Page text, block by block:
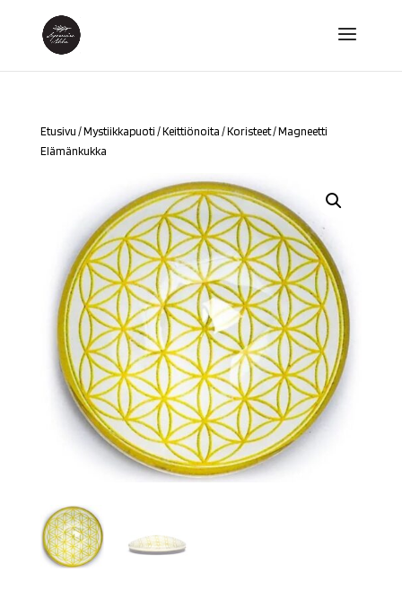
Etusivu /Mystiikkapuoti /Keittiönoita /Koristeet/ Magneetti
Elämänkukka